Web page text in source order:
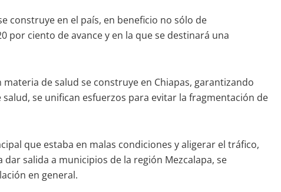
construye en el país, en beneficio no sólo de
por ciento de avance y en la que se destinará una
de salud se construye en Chiapas, garantizando
se unifican esfuerzos para evitar la fragmentación de
que estaba en malas condiciones y aligerar el tráfico,
salida a municipios de la región Mezcalapa, se
en general.